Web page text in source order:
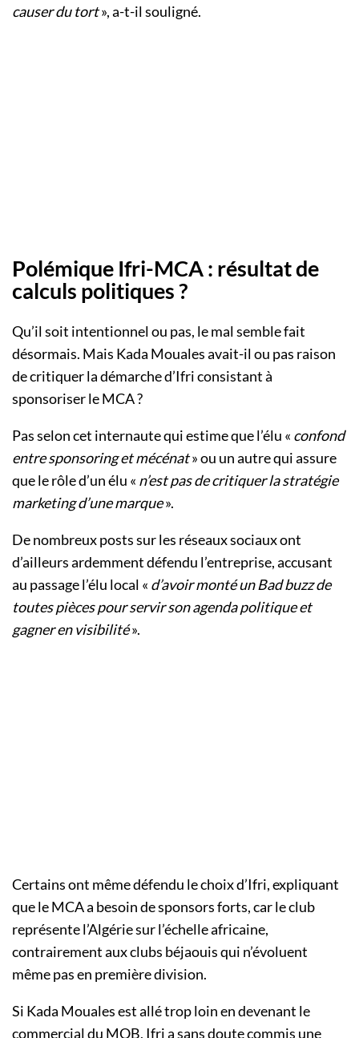
causer du tort», a-t-il souligné.
Polémique Ifri-MCA : résultat de
calculs politiques ?
Qu’il soit intentionnel ou pas, le mal semble fait
désormais. Mais Kada Mouales avait-il ou pas raison
de critiquer la démarche d’Ifri consistant à
sponsoriser le MCA ?
Pas selon cet internaute qui estime que l’élu « confond
entre sponsoring et mécénat» ou un autre qui assure
que le rôle d’un élu « n’est pas de critiquer la stratégie
marketing d’une marque».
De nombreux posts sur les réseaux sociaux ont
d’ailleurs ardemment défendu l’entreprise, accusant
au passage l’élu local « d’avoir monté un Bad buzz de
toutes pièces pour servir son agenda politique et
gagner en visibilité».
Certains ont même défendu le choix d’Ifri, expliquant
que le MCA a besoin de sponsors forts, car le club
représente l’Algérie sur l’échelle africaine,
contrairement aux clubs béjaouis qui n’évoluent
même pas en première division.
Si Kada Mouales est allé trop loin en devenant le
commercial du MOB, Ifri a sans doute commis une